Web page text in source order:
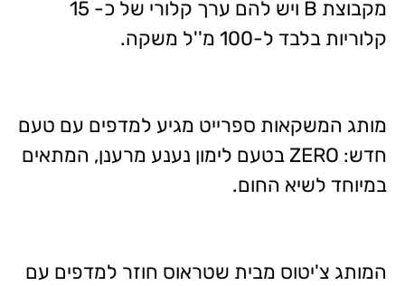
מקבוצת B ויש להם ערך קלורי של כ- 15
קלוריות בלבד ל-100 מ''ל משקה.
מותג המשקאות ספרייט מגיע למדפים עם טעם
חדש: ZERO בטעם לימון נענע מרענן, המתאים
במיוחד לשיא החום.
המותג צ'יטוס מבית שטראוס חוזר למדפים עם